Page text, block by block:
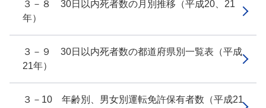
３－８ 30日以内死者数の月別推移（平成20、21
年）
３－９ 30日以内死者数の都道府県別一覧表（平成
21年）
３－10 年齢別、男女別運転免許保有者数（平成21